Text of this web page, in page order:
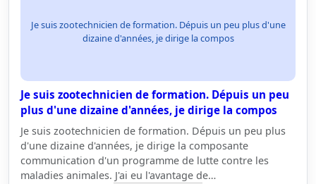
Je suis zootechnicien de formation. Dépuis un peu plus d'une
dizaine d'années, je dirige la compos
Je suis zootechnicien de formation. Dépuis un peu
plus d'une dizaine d'années, je dirige la compos
Je suis zootechnicien de formation. Dépuis un peu plus
d'une dizaine d'années, je dirige la composante
communication d'un programme de lutte contre les
maladies animales. J'ai eu l'avantage de…